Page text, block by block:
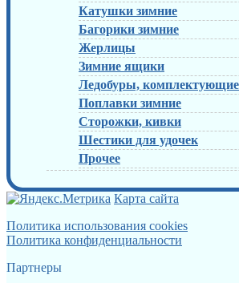
Катушки зимние
Багорики зимние
Жерлицы
Зимние ящики
Ледобуры, комплектующие
Поплавки зимние
Сторожки, кивки
Шестики для удочек
Прочее
Карта сайта
Политика использования cookies
Политика конфиденциальности
Партнеры